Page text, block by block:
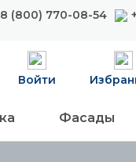
8 (800) 770-08-54
Войти
Фасады